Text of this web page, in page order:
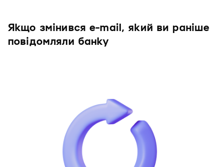
Якщо змінився e-mail, який ви раніше
повідомляли банку